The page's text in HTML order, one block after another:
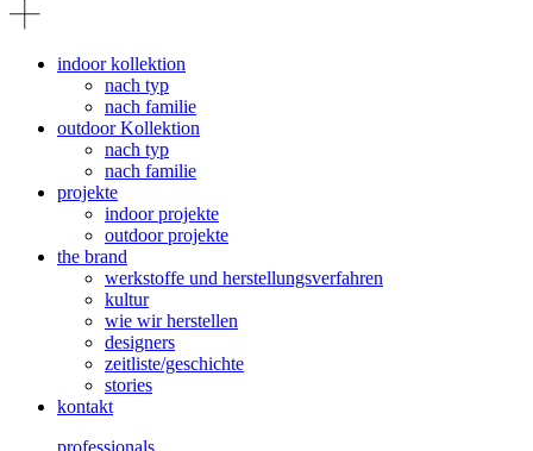
indoor kollektion
nach typ
nach familie
outdoor Kollektion
nach typ
nach familie
projekte
indoor projekte
outdoor projekte
the brand
werkstoffe und herstellungsverfahren
kultur
wie wir herstellen
designers
zeitliste/geschichte
stories
kontakt
professionals